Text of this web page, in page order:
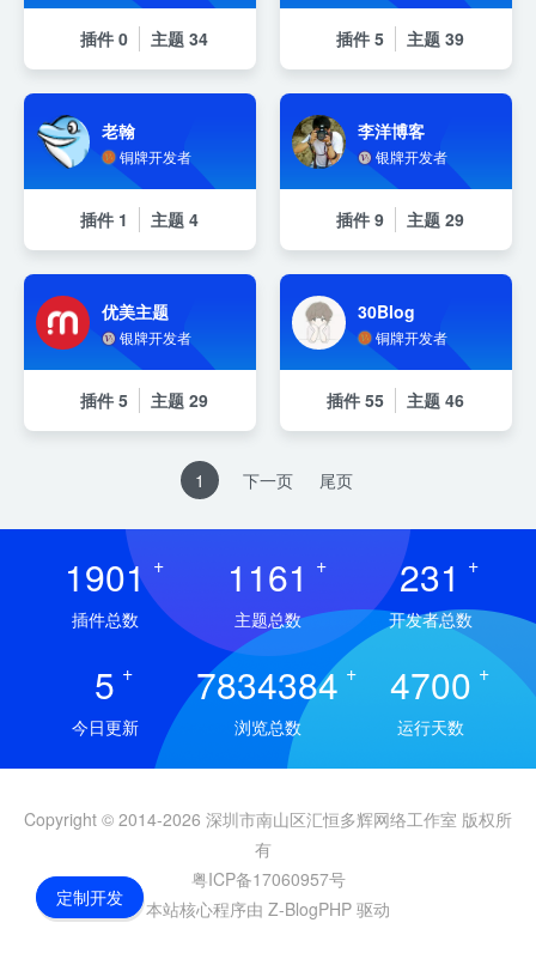
插件0 主题 34 插件5 主题 39
老翰
铜牌开发者
插件 1 主题 4
李洋博客
银牌开发者
插件9 主题 29
优美主题
银牌开发者
插件5 主题 29
30Blog
铜牌开发者
插件55 主题 46
1 下一页 尾页
1901 +
插件总数
1161 +
主题总数
231 +
开发者总数
5 +
今日更新
7834384 +
浏览总数
4700 +
运行天数
Copyright © 2014-2026 深圳市南山区汇恒多辉网络工作室 版权所
有
粤ICP备17060957号
本站核心程序由 Z-BlogPHP 驱动
定制开发